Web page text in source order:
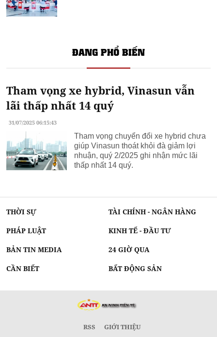
ĐANG PHỔ BIẾN
Tham vọng xe hybrid, Vinasun vẫn
lãi thấp nhất 14 quý
31/07/2025 06:15:43
Tham vọng chuyển đổi xe hybrid chưa
giúp Vinasun thoát khỏi đà giảm lợi
nhuận, quý 2/2025 ghi nhận mức lãi
thấp nhất 14 quý.
THỜI SỰ TÀI CHÍNH - NGÂN HÀNG
PHÁP LUẬT KINH TẾ - ĐẦU TƯ
BẢN TIN MEDIA 24 GIỜ QUA
CẦN BIẾT BẤT ĐỘNG SẢN
RSS GIỚI THIỆU